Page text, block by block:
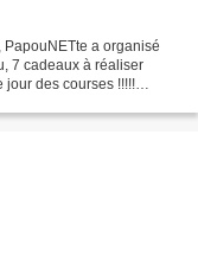
PapouNETte a organisé
7 cadeaux à réaliser
jour des courses !!!!!